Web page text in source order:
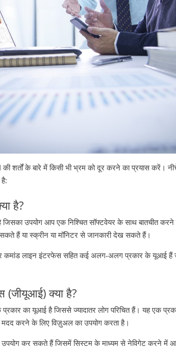
के बारे में किसी भी भ्रम को दूर करने का प्रयास करें। नीचे
है?
उपयोग आप एक निश्चित सॉफ्टवेयर के साथ बातचीत
हैं या स्क्रीन या मॉनिटर से जानकारी देख सकते हैं।
लाइन इंटरफेस सहित कई अलग-अलग प्रकार के यूआई हैं
(जीयूआई) क्या है?
का यूआई है जिससे ज्यादातर लोग परिचित हैं। यह एक
मदद करने के लिए विज़ुअल का उपयोग करता है।
उपयोग कर सकते हैं जिसमें सिस्टम के माध्यम से नेविगेट करने में